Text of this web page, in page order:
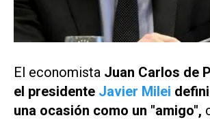
El economista Juan Carlos de
el presidente Javier Milei
una ocasión como un "amigo",